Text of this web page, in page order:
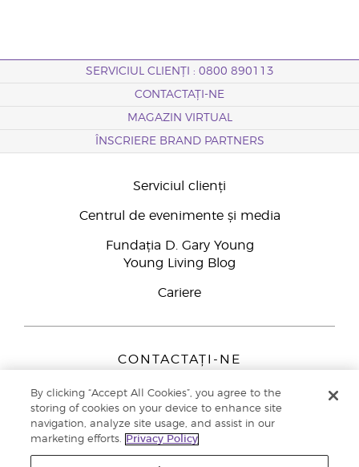
SERVICIUL CLIENȚI : 0800 890113
CONTACTAȚI-NE
MAGAZIN VIRTUAL
ÎNSCRIERE BRAND PARTNERS
Serviciul clienți
Centrul de evenimente și media
Fundația D. Gary Young
Young Living Blog
Cariere
CONTACTAȚI-NE
Peizerweg 97
9727 AJ Groningen
Netherlands
Înscriere Brand Partners0800 890113
By clicking “Accept All Cookies”, you agree to the
storing of cookies on your device to enhance site
navigation, analyze site usage, and assist in our
marketing efforts.
Privacy Policy